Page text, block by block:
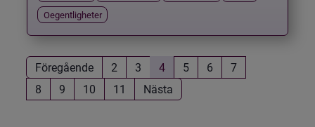
Oegentligheter
Föregående 2 3 4 5 6
7
8
9 10 11 Nästa